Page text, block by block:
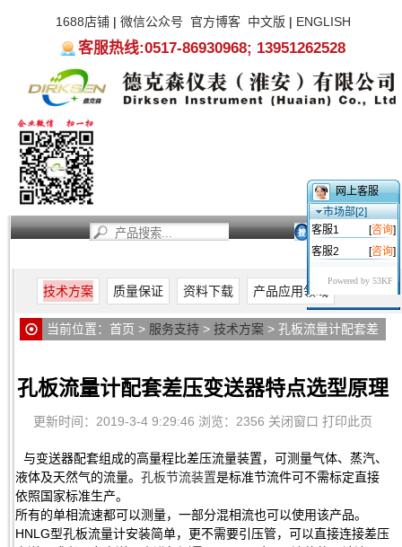
1688店铺| 微信公众号 官方博客 中文版 | ENGLISH
客服热线:0517-86930968; 13951262528
技术方案 质量保证 资料下载 产品应用领域
当前位置： 首页 > 服务支持 > 技术方案 > 孔板流量计配套差
孔板流量计配套差压变送器特点选型原理
更新时间：2019-3-4 9:29:46 浏览：2356 关闭窗口 打印此页
与变送器配套组成的高量程比差压流量装置，可测量气体、蒸汽、
液体及天然气的流量。 孔板节流装置是标准节流件可不需标定直接
依照国家标准生产。
所有的单相流速都可以测量，一部分混相流也可以使用该产品。
HNLG型孔板流量计安装简单，更不需要引压管，可以直接连接差压
网上客服
市场部[2]
客服1
[咨询]
客服2
[咨询]
Powered by 53KF